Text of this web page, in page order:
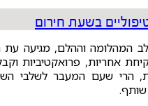
בשעת חירום
המהלומה וההלם, מגיעה עת
אחריות, פרואקטיביות
הרי שעם המעבר לשלבי